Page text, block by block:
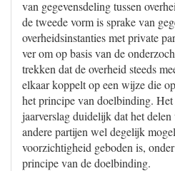
van gegevensdeling tussen
de tweede vorm is sprake van
overheidsinstanties met private
ver om op basis van de
trekken dat de overheid steeds
elkaar koppelt op een wijze die
het principe van doelbinding.
jaarverslag duidelijk dat het delen
andere partijen wel degelijk
voorzichtigheid geboden is,
principe van de doelbinding.